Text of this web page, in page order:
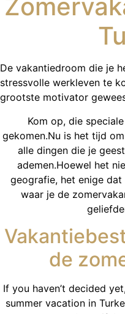
De vakantiedroom die je
stressvolle werkleven te
grootste motivator
Kom op, die
gekomen.Nu is het tijd
alle dingen die je
ademen.Hoewel het
geografie, het enige
waar je de
de
If you haven’t decided
summer vacation in